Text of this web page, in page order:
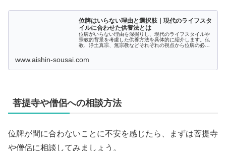
位牌はいらない理由と選択肢｜現代のライフスタ
イルに合わせた供養法とは
位牌がいらない理由を深掘りし、現代のライフスタイルや
宗教的背景を考慮した供養方法を具体的に紹介します。仏
教、浄土真宗、無宗教などそれぞれの視点から位牌の必要
多様な選択肢を提案します。興味を引く内容をお探しの方
www.aishin-sousai.com
菩提寺や僧侶への相談方法
位牌が間に合わないことに不安を感じたら、まずは菩提寺
や僧侶に相談してみましょう。